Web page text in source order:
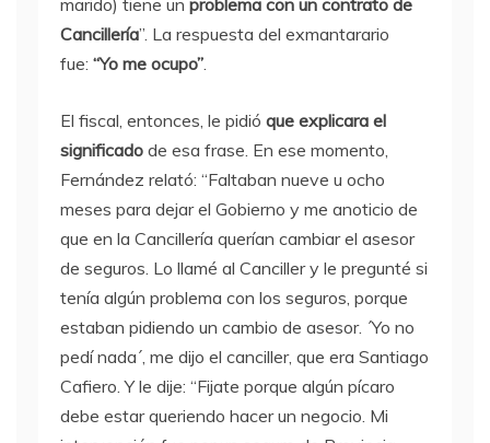
marido) tiene un problema con un contrato de
Cancillería”. La respuesta del exmantarario
fue: “Yo me ocupo”.
El fiscal, entonces, le pidió que explicara el
significado de esa frase. En ese momento,
Fernández relató: “Faltaban nueve u ocho
meses para dejar el Gobierno y me anoticio de
que en la Cancillería querían cambiar el asesor
de seguros. Lo llamé al Canciller y le pregunté si
tenía algún problema con los seguros, porque
estaban pidiendo un cambio de asesor. ´Yo no
pedí nada´, me dijo el canciller, que era Santiago
Cafiero. Y le dije: “Fijate porque algún pícaro
debe estar queriendo hacer un negocio. Mi